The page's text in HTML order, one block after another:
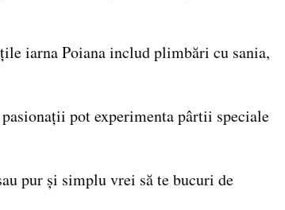
iarna Poiana includ plimbări cu sania,
pot experimenta pârtii speciale
pur și simplu vrei să te bucuri de